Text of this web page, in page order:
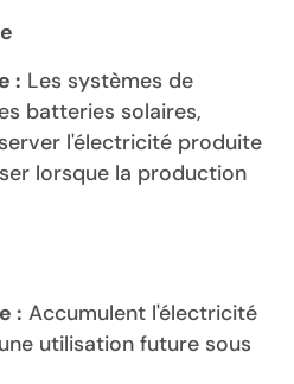
: Les systèmes de
batteries solaires,
l'électricité produite
lorsque la production
: Accumulent l'électricité
utilisation future sous